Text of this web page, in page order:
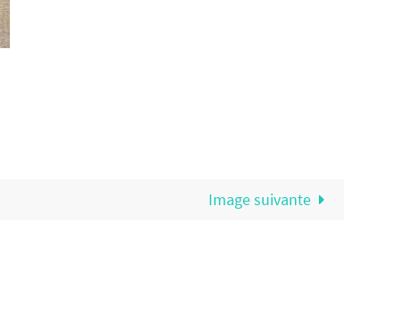
Image suivante